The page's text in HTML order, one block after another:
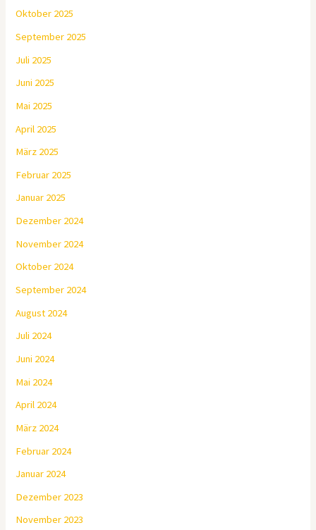
Oktober 2025
September 2025
Juli 2025
Juni 2025
Mai 2025
April 2025
März 2025
Februar 2025
Januar 2025
Dezember 2024
November 2024
Oktober 2024
September 2024
August 2024
Juli 2024
Juni 2024
Mai 2024
April 2024
März 2024
Februar 2024
Januar 2024
Dezember 2023
November 2023